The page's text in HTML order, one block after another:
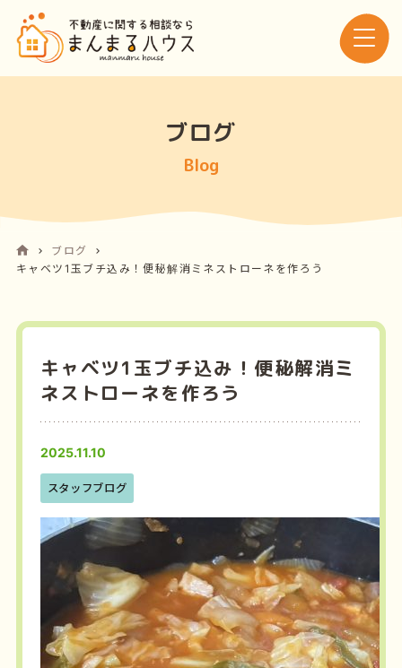
ブログ
Blog
ブログ
キャベツ1玉ブチ込み！便秘解消ミネストローネを作ろう
キャベツ1玉ブチ込み！便秘解消ミ
ネストローネを作ろう
2025.11.10
スタッフブログ